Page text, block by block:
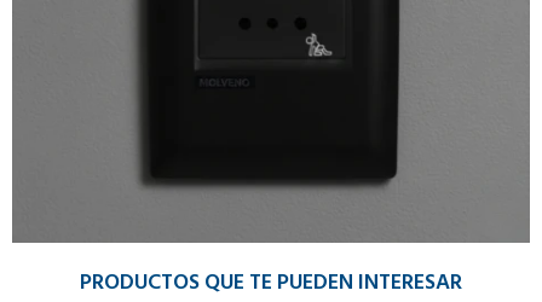
PRODUCTOS QUE TE PUEDEN INTERESAR